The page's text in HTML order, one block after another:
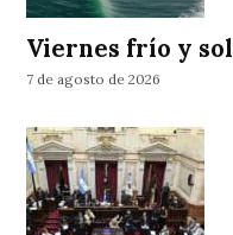
Viernes frío y
7 de agosto de 2026